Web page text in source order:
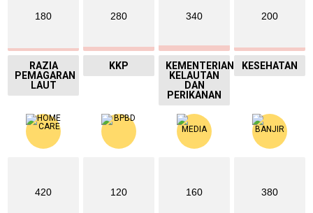
180
RAZIA
PEMAGARAN
LAUT
280
KKP
340
KEMENTERIAN
KELAUTAN
DAN
PERIKANAN
200
KESEHATAN
420 120 160 380